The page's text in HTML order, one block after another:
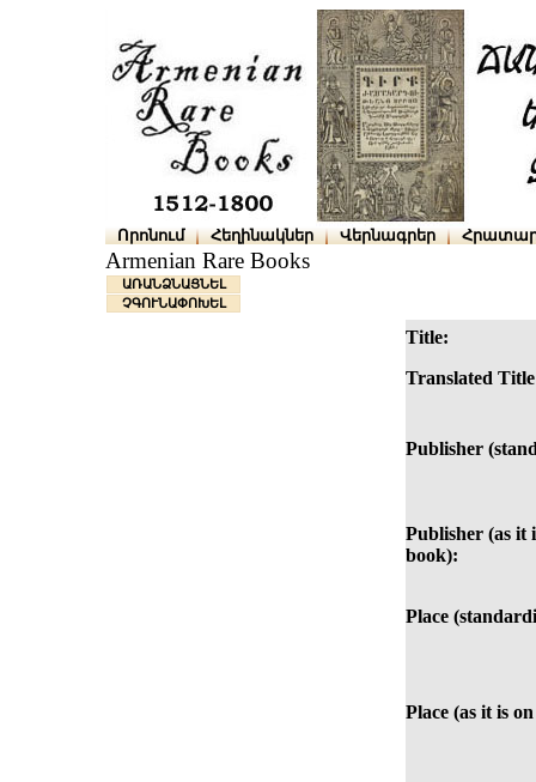
Որոնում Հեղինակներ Վերնագրեր
Armenian Rare Books
ԱՌԱՆՁՆԱՑՆԵԼ
ՉԳՈՒՆԱՓՈԽԵԼ
Title:
Translated
Publisher
Publisher (as it
book):
Place
Place (as it is